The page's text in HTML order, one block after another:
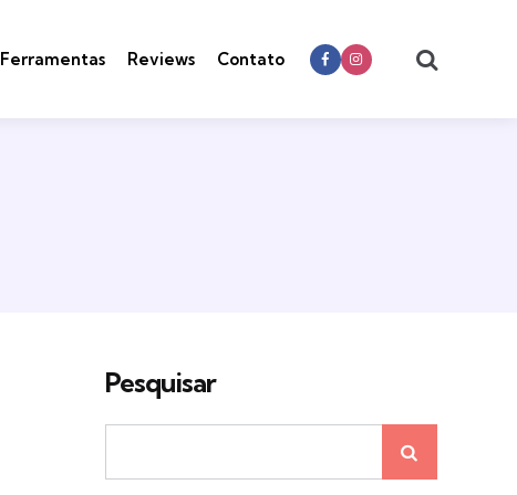
Ferramentas Reviews Contato
Pesquisar